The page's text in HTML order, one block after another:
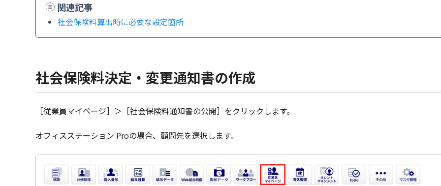
関連記事
社会保険料算出時に必要な設定箇所
社会保険料決定・変更通知書の作成
［従業員マイページ］＞［社会保険料通知書の公開］をクリックします。
オフィスステーション Proの場合、顧問先を選択します。